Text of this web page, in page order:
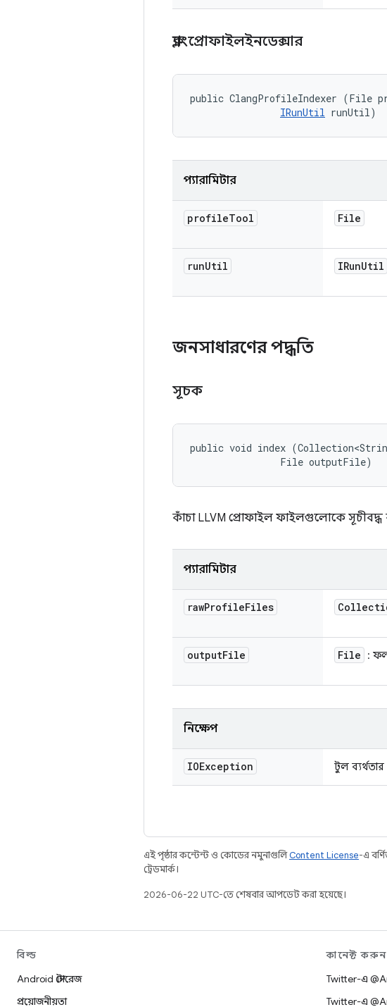
ক্ল্যাংপ্রোফাইলইনডেক্সার
public ClangProfileIndexer (File
IRunUtil runUtil)
প্যারামিটার
profileTool File
runUtil IRunUtil
জনসাধারণের পদ্ধতি
সূচক
public void index
                File outputFile)
কাঁচা LLVM প্রোফাইল ফাইলগুলোকে
প্যারামিটার
rawProfileFiles
outputFile File :
নিক্ষেপ
IOException টুল ব্যর্থতার
এই পৃষ্ঠার কন্টেন্ট ও কোডের নমুনাগুলিContent License-এ
ট্রেডমার্ক।
2026-06-22 UTC-তে শেষবার আপডেট করা হয়েছে।
বিল্ড
Android স্টোরেজ
প্রয়োজনীয়তা
কানেক্ট করুন
Twitter-এ
Twitter-এ